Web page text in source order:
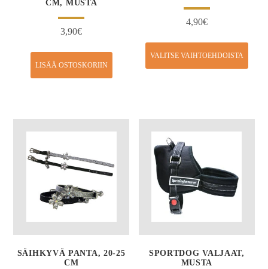
CM, MUSTA
3,90€
LISÄÄ OSTOSKORIIN
4,90€
VALITSE VAIHTOEHDOISTA
SÄIHKYVÄ PANTA, 20-25
CM
SPORTDOG VALJAAT,
MUSTA